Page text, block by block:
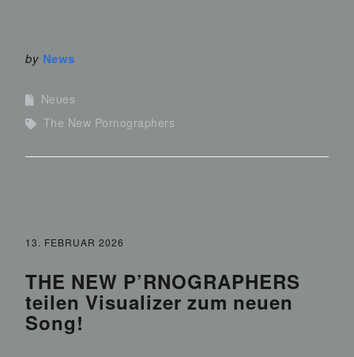
by News
Neues
The New Pornographers
13. FEBRUAR 2026
THE NEW P’RNOGRAPHERS
teilen Visualizer zum neuen
Song!